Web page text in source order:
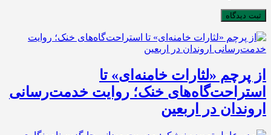
ثبت دیدگاه
از پرچم «لثارات خامنه‌ای» تا
استراحت‌گاه‌های خنک؛ روایت خدمت‌رسانی
اروندان در اربعین